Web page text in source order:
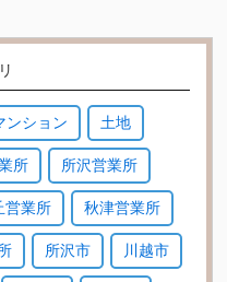
ンション 土地
所 所沢営業所
営業所 秋津営業所
所沢市 川越市